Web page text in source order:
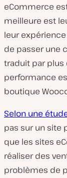
eCommerce
meilleure est
leur
de passer une
traduit par plus
performance
boutique
Selon une
pas sur un site
que les sites
réaliser des
problèmes de